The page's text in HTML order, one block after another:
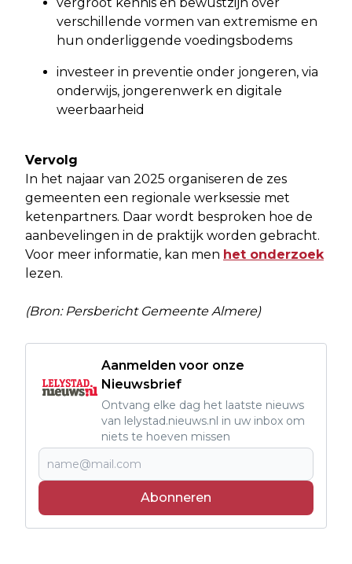
verschillende vormen van extremisme en
hun onderliggende voedingsbodems
investeer in preventie onder jongeren, via
onderwijs, jongerenwerk en digitale
weerbaarheid
Vervolg
In het najaar van 2025 organiseren de zes
gemeenten een regionale werksessie met
ketenpartners. Daar wordt besproken hoe de
aanbevelingen in de praktijk worden gebracht.
Voor meer informatie, kan men het onderzoek
lezen.
(Bron: Persbericht Gemeente Almere)
Aanmelden voor onze
Nieuwsbrief
Ontvang elke dag het laatste nieuws
van lelystad.nieuws.nl in uw inbox om
niets te hoeven missen
Abonneren